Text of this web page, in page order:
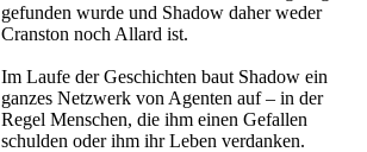
gefunden wurde und Shadow daher weder
Cranston noch Allard ist.
Im Laufe der Geschichten baut Shadow ein
ganzes Netzwerk von Agenten auf – in der
Regel Menschen, die ihm einen Gefallen
schulden oder ihm ihr Leben verdanken.